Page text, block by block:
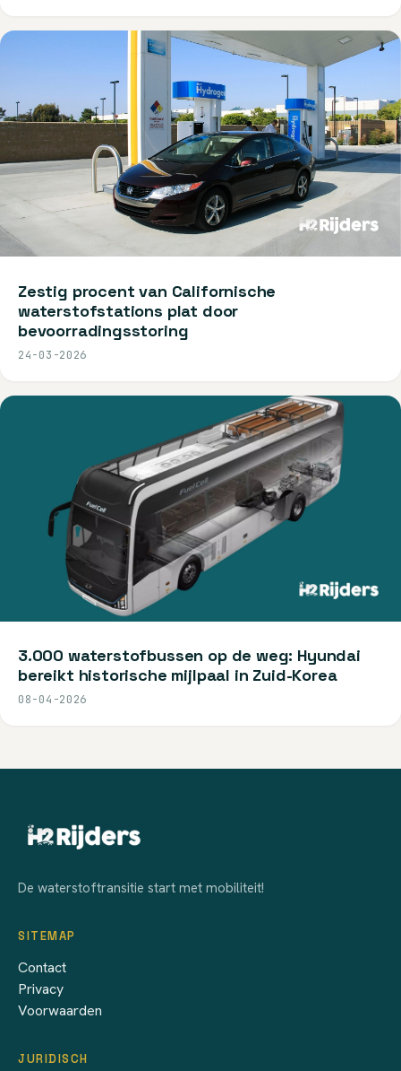
Zestig procent van Californische
waterstofstations plat door
bevoorradingsstoring
24-03-2026
3.000 waterstofbussen op de weg: Hyundai
bereikt historische mijlpaal in Zuid-Korea
08-04-2026
De waterstoftransitie start met mobiliteit!
SITEMAP
Contact
Privacy
Voorwaarden
JURIDISCH